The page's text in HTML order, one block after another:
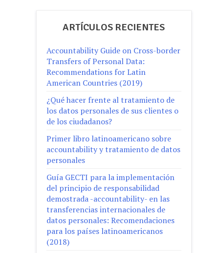
ARTÍCULOS RECIENTES
Accountability Guide on Cross-border
Transfers of Personal Data:
Recommendations for Latin
American Countries (2019)
¿Qué hacer frente al tratamiento de
los datos personales de sus clientes o
de los ciudadanos?
Primer libro latinoamericano sobre
accountability y tratamiento de datos
personales
Guía GECTI para la implementación
del principio de responsabilidad
demostrada -accountability- en las
transferencias internacionales de
datos personales: Recomendaciones
para los países latinoamericanos
(2018)